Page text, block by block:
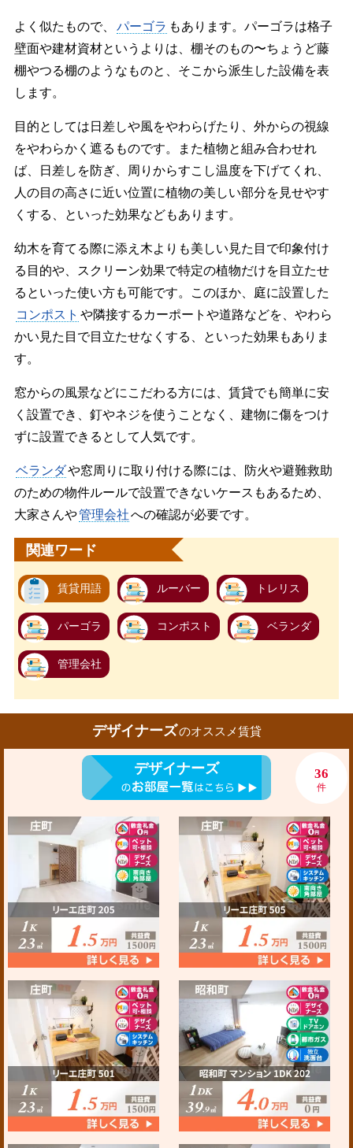
よく似たもので、 パーゴラ もあります。パーゴラは格子
壁面や建材資材というよりは、棚そのもの〜ちょうど藤
棚やつる棚のようなものと、そこから派生した設備を表
します。
目的としては日差しや風をやわらげたり、外からの視線
をやわらかく遮るものです。また植物と組み合わせれ
ば、日差しを防ぎ、周りからすこし温度を下げてくれ、
人の目の高さに近い位置に植物の美しい部分を見せやす
くする、といった効果などもあります。
幼木を育てる際に添え木よりも美しい見た目で印象付け
る目的や、スクリーン効果で特定の植物だけを目立たせ
るといった使い方も可能です。このほか、庭に設置した
コンポスト や隣接するカーポートや道路などを、やわら
かい見た目で目立たせなくする、といった効果もありま
す。
窓からの風景などにこだわる方には、賃貸でも簡単に安
く設置でき、釘やネジを使うことなく、建物に傷をつけ
ずに設置できるとして人気です。
ベランダや窓周りに取り付ける際には、防火や避難救助
のための物件ルールで設置できないケースもあるため、
大家さんや管理会社への確認が必要です。
関連ワード
賃貸用語 ルーバー トレリス
パーゴラ コンポスト ベランダ
管理会社
デザイナーズのオススメ賃貸
デザイナーズ 36
件